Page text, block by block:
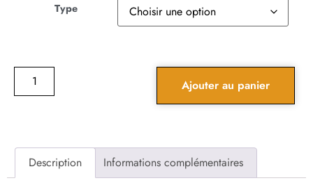
Type
Ajouter au panier
Description Informations complémentaires